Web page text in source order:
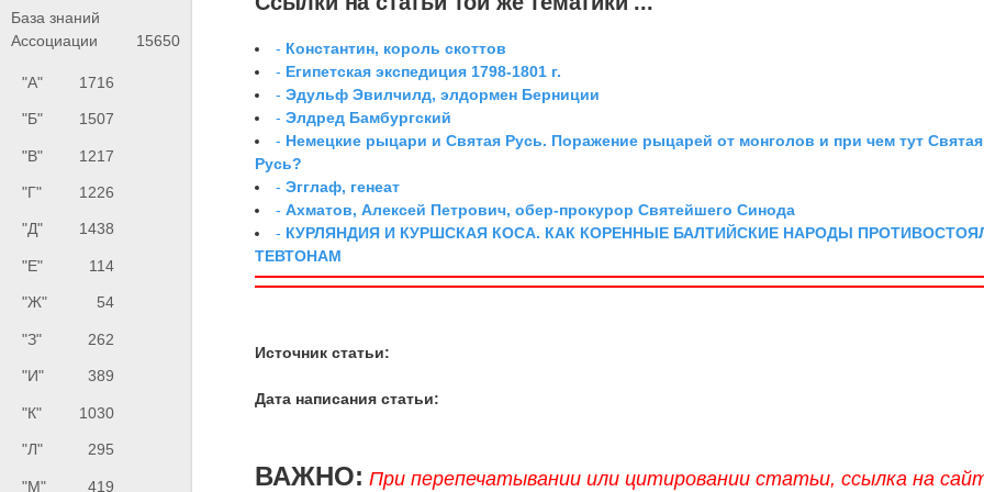
База знаний
Ассоциации
15650
"А" 1716
"Б" 1507
"В" 1217
"Г" 1226
"Д" 1438
"Е" 114
"Ж" 54
"З" 262
"И" 389
"К" 1030
"Л" 295
"М" 419
- Константин, король скоттов
- Египетская экспедиция 1798-1801 г.
-Эдульф Эвилчилд, элдормен Берниции
-Элдред Бамбургский
- Немецкие рыцари и Святая Русь. Поражение рыцарей от монголов и при чем тут Святая
Русь?
-Эгглаф, генеат
-Ахматов, Алексей Петрович, обер-прокурор Святейшего Синода
- КУРЛЯНДИЯ И КУРШСКАЯ КОСА. КАК КОРЕННЫЕ БАЛТИЙСКИЕ НАРОДЫ
ТЕВТОНАМ
Источник статьи:
Дата написания статьи:
ВАЖНО: При перепечатывании или цитировании статьи, ссылка на